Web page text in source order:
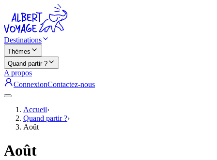
Destinations
Thèmes
Quand partir ?
A propos
ConnexionContactez-nous
Accueil›
Quand partir ?›
Août
Août